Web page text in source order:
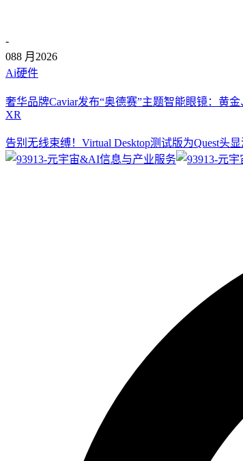
-
088 月 2026
Ai硬件
奢华品牌Caviar发布“奥德赛”主题智能眼镜：黄
XR
告别无线束缚！Virtual Desktop测试版为Quest头